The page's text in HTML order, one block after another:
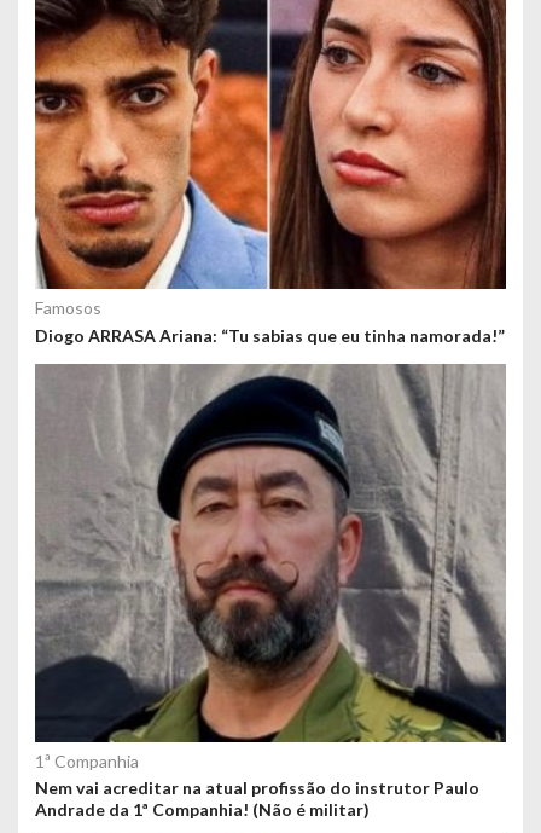
Famosos
Diogo ARRASA Ariana: “Tu sabias que eu tinha namorada!”
1ª Companhia
Nem vai acreditar na atual profissão do instrutor Paulo
Andrade da 1ª Companhia! (Não é militar)